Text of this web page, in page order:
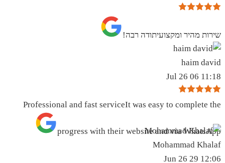
שירות מהיר ומקצועיתודה רבה!
haim david
11:18 06 Jul 26
Professional and fast serviceIt was easy to complete the
progress with their website and via WhatsApp
Mohammad Khalaf
12:06 29 Jun 26